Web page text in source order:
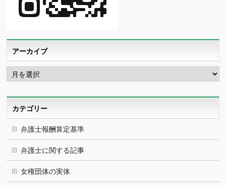
アーカイブ
ア
ー
カ
カテゴリー
弁護士報酬算定基準
弁護士に関する記事
女権団体の実体